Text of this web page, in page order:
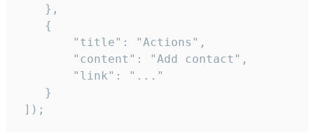
    },
    {
        "title": "Actions",
        "content": "Add contact",
        "link": "..."
    }
]);